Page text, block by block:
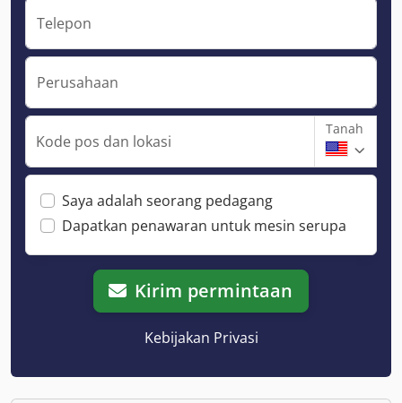
Telepon
Perusahaan
Kode pos dan lokasi
Tanah
Saya adalah seorang pedagang
Dapatkan penawaran untuk mesin serupa
Kirim permintaan
Kebijakan Privasi